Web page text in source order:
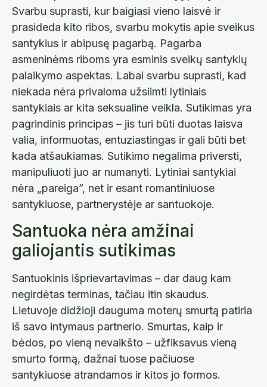
Svarbu suprasti, kur baigiasi vieno laisvė ir
prasideda kito ribos, svarbu mokytis apie sveikus
santykius ir abipusę pagarbą. Pagarba
asmeninėms riboms yra esminis sveikų santykių
palaikymo aspektas. Labai svarbu suprasti, kad
niekada nėra privaloma užsiimti lytiniais
santykiais ar kita seksualine veikla. Sutikimas yra
pagrindinis principas – jis turi būti duotas laisva
valia, informuotas, entuziastingas ir gali būti bet
kada atšaukiamas. Sutikimo negalima priversti,
manipuliuoti juo ar numanyti. Lytiniai santykiai
nėra „pareiga”, net ir esant romantiniuose
santykiuose, partnerystėje ar santuokoje.
Santuoka nėra amžinai
galiojantis sutikimas
Santuokinis išprievartavimas – dar daug kam
negirdėtas terminas, tačiau itin skaudus.
Lietuvoje didžioji dauguma moterų smurtą patiria
iš savo intymaus partnerio. Smurtas, kaip ir
bėdos, po vieną nevaikšto – užfiksavus vieną
smurto formą, dažnai tuose pačiuose
santykiuose atrandamos ir kitos jo formos.